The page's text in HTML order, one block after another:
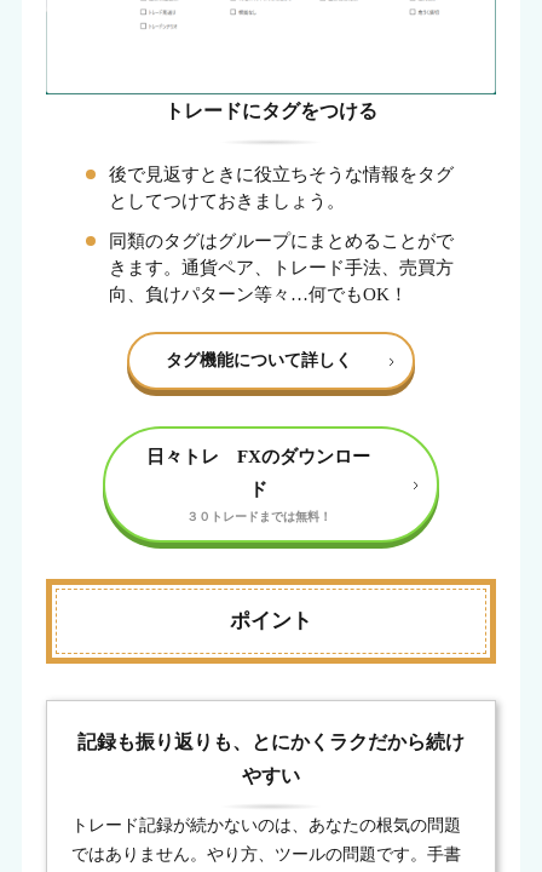
トレードにタグをつける
後で見返すときに役立ちそうな情報をタグ
としてつけておきましょう。
同類のタグはグループにまとめることがで
きます。通貨ペア、トレード手法、売買方
向、負けパターン等々…何でもOK！
タグ機能について詳しく
日々トレ FXのダウンロー
ド
ポイント
記録も振り返りも、とにかくラクだから続け
やすい
トレード記録が続かないのは、あなたの根気の問題
ではありません。やり方、ツールの問題です。手書